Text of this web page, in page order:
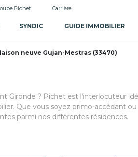
Pichet Carrière
SYNDIC GUIDE IMMOBILIER
neuve Gujan-Mestras (33470)
Gironde ? Pichet est l'interlocuteur
Que vous soyez primo-accédant
parmi nos différentes résidences.